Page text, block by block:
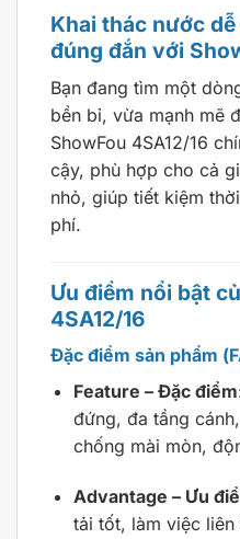
Khai thác nước
đúng đắn với
Bạn đang tìm một
bền bỉ, vừa mạnh mẽ
ShowFou 4SA12/16
cậy, phù hợp cho cả
nhỏ, giúp tiết kiệm
phí.
Ưu điểm nổi bật
4SA12/16
Đặc điểm sản phẩm
Feature – Đặc điểm
đứng, đa tầng
chống mài mòn,
Advantage – Ưu
tải tốt, làm việc